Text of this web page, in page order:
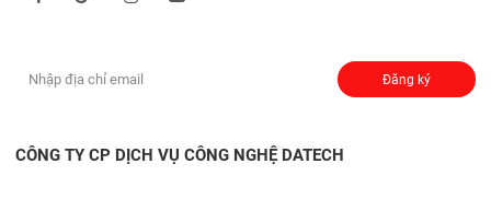
Đăng ký
CÔNG TY CP DỊCH VỤ CÔNG NGHỆ DATECH